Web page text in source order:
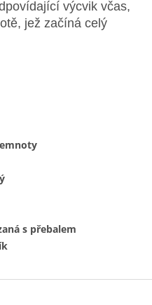
výcvik včas,
jež začíná celý
s přebalem